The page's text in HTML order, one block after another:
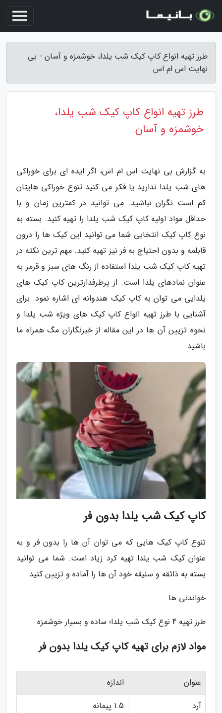
طرز تهیه انواع کاپ کیک شب یلدا، خوشمزه و آسان - بی
نهایت اس ام اس
طرز تهیه انواع کاپ کیک شب یلدا،
خوشمزه و آسان
به گزارش بی نهایت اس ام اس، اگر ایده ای برای خوراکی
های شب یلدا ندارید یا فکر می کنید تنوع خوراکی هایتان
کم است نگران نباشید. می توانید در کمترین زمان و با
حداقل مواد اولیه کاپ کیک شب یلدا را تهیه کنید. بسته به
نوع کاپ کیک انتخابی شما می توانید این کیک ها را درون
قابلمه و بدون احتیاج به فر نیز تهیه کنید. مهم ترین نکته در
تهیه کاپ کیک شب یلدا استفاده از رنگ های سبز و قرمز به
عنوان نمادهای یلدا است. از پرطرفدارترین کاپ کیک های
یلدایی می توان به کاپ کیک هندوانه ای اشاره نمود. برای
آشنایی با طرز تهیه انواع کاپ کیک های ویژه شب یلدا و
نحوه تزیین آن ها در این مقاله از خبرنگاران مگ همراه ما
باشید.
کاپ کیک شب یلدا بدون فر
تنوع کاپ کیک هایی که می توان آن ها را بدون فر و به
عنوان کیک شب یلدا تهیه کرد زیاد است. شما می توانید
بسته به ذائقه و سلیقه خود آن ها را آماده و تزیین کنید.
خواندنی ها
طرز تهیه 4 نوع کیک شب یلدا؛ ساده و بسیار خوشمزه
مواد لازم برای تهیه کاپ کیک یلدا بدون فر
عنوان
اندازه
آرد
1.5 پیمانه